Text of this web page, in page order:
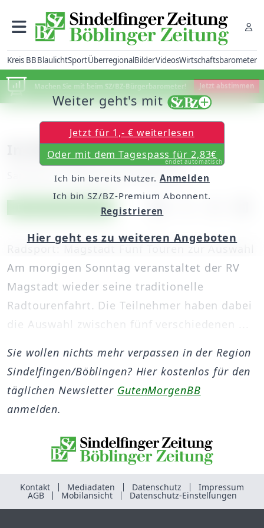
Kreis BBBlaulichtSportÜberregionalBilderVideosWirtschaftsbarometer
Machen Sie mit beim SZ/BZ-Bürgerbarometer! Jetzt abstimmen
Im Blickpunkt 18.8.2007
Samstag, 18. August 2007, 00:00 Uhr
Artikel vorlesen
Exklusiv für Abonnenten
Radsport: Magstadt Fünf Touren zur Auswahl
Am morgigen Sonntag veranstaltet der RV
Magstadt wieder seine traditionelle
Radtourenfahrt. Die Teilnehmer haben dabei
die Auswahl zwischen fünf verschiedenen ...
Weiter geht's mit
Jetzt für 1,- € weiterlesen
Oder mit dem Tagespass für 2,83€
endet automatisch
Ich bin bereits Nutzer. Anmelden
Ich bin SZ/BZ-Premium Abonnent.
Registrieren
Hier geht es zu weiteren Angeboten
Sie wollen nichts mehr verpassen in der Region
Sindelfingen/Böblingen? Hier kostenlos für den
täglichen Newsletter GutenMorgenBB
anmelden.
Kontakt Mediadaten Datenschutz Impressum
AGB Mobilansicht Datenschutz-Einstellungen